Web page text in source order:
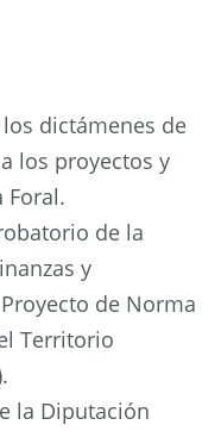
dictámenes de
los proyectos y
Foral.
de la
y
de Norma
Territorio
la Diputación